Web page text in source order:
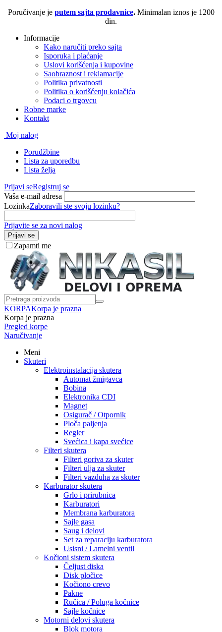
Poručivanje je putem sajta prodavnice. Minimalan iznos je 1200
din.
Informacije
Kako naručiti preko sajta
Isporuka i plaćanje
Uslovi korišćenja i kupovine
Saobraznost i reklamacije
Politika privatnosti
Politika o korišćenju kolačića
Podaci o trgovcu
Robne marke
Kontakt
Moj nalog
Porudžbine
Lista za uporedbu
Lista želja
Prijavi seRegistruj se
Vaša e-mail adresa
LozinkaZaboravili ste svoju lozinku?
Prijavite se za novi nalog
Prijavi se
Zapamti me
KORPAKorpa je prazna
Korpa je prazna
Pregled korpe
Naručivanje
Meni
Skuteri
Elektroinstalacija skutera
Automat žmigavca
Bobina
Elektronika CDI
Magnet
Osigurač / Otpornik
Ploča paljenja
Regler
Svećica i kapa svećice
Filteri skutera
Filteri goriva za skuter
Filteri ulja za skuter
Filteri vazduha za skuter
Karburator skutera
Grlo i prirubnica
Karburatori
Membrana karburatora
Sajle gasa
Saug i delovi
Set za reparaciju karburatora
Usisni / Lamelni ventil
Kočioni sistem skutera
Čeljust diska
Disk pločice
Kočiono crevo
Pakne
Ručica / Poluga kočnice
Sajle kočnice
Motorni delovi skutera
Blok motora